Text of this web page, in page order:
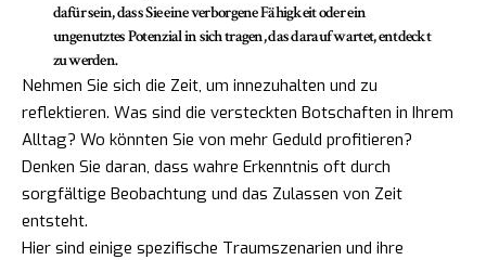
dafür sein, dass Sie eine verborgene Fähigkeit oder ein
ungenutztes Potenzial in sich tragen, das darauf wartet, entdeckt
zu werden.
Nehmen Sie sich die Zeit, um innezuhalten und zu
reflektieren. Was sind die versteckten Botschaften in Ihrem
Alltag? Wo könnten Sie von mehr Geduld profitieren?
Denken Sie daran, dass wahre Erkenntnis oft durch
sorgfältige Beobachtung und das Zulassen von Zeit
entsteht.
Hier sind einige spezifische Traumszenarien und ihre